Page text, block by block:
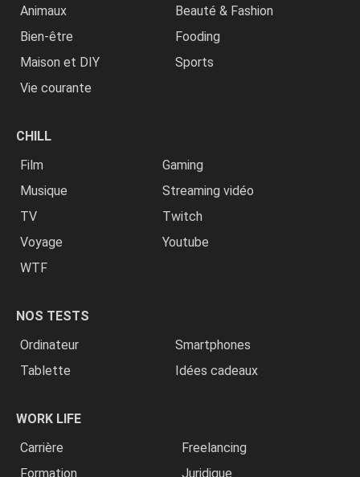
Animaux
Beauté & Fashion
Bien-être
Fooding
Maison et DIY
Sports
Vie courante
CHILL
Film
Gaming
Musique
Streaming vidéo
TV
Twitch
Voyage
Youtube
WTF
NOS TESTS
Ordinateur
Smartphones
Tablette
Idées cadeaux
WORK LIFE
Carrière
Freelancing
Formation
Juridique